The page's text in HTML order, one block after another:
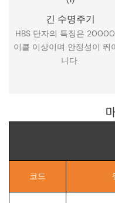
긴 수명주기
HBS 단자의 특징은
이클 이상이며 안정성이 뛰
니다.
코드